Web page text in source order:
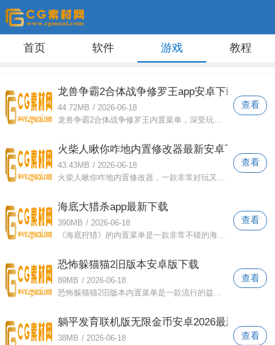
首页 软件 游戏 教程
龙兽争霸2合体战争修罗王app安卓下载
44.72MB / 2026-06-18
查看
火柴人瞅你咋地内置修改器最新安卓下载
43.43MB / 2026-06-18
查看
海底大猎杀app最新下载
390MB / 2026-06-18
查看
恐怖躲猫猫2旧版本安卓版下载
89MB / 2026-06-18
恐怖躲猫猫2旧版本内置菜单是一款流行的益智冒险游戏。它集成了多种游戏模式，玩家可以选择以不同的身份开始游戏。游戏中可以解锁和使用多
查看
躺平发育联机版无限金币安卓2026最新版
38MB / 2026-06-18
查看